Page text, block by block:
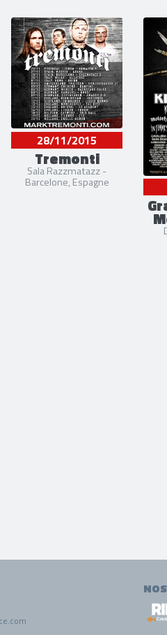
28/11/2015
Tremonti
Sala Razzmatazz -
Barcelone, Espagne